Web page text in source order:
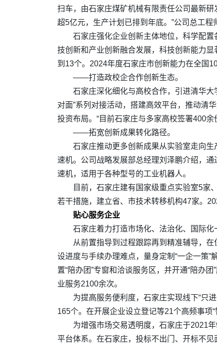
扫车，由石家庄煤矿机械有限责任公司最新
超5亿元，生产计划已排到年底。”公司总工程
石家庄强化企业创新主体地位，科学配
技创新和产业创新融合发展，科技创新能力
到13个。2024年度石家庄市创新能力在全国
——打造政校企合作创新生态。
石家庄深化细化与高校合作，引进清华
对面”系列对接活动，搭建高效平台，推动清
投资布局。“目前石家庄与多家高校签署400
——拓宽创新成果转化路径。
石家庄推动更多创新成果从实验室走向
速机。公司战略发展部总经理刘泽鹏介绍，
速机，适用于各种型号的工业机器人。
目前，石家庄建有国家级重点实验室5家
若干措施，建立省、市技术转移机构47家。
贴心服务企业
石家庄着力打造市场化、法治化、国际化
从前置指导到过程跟踪再到精准辅导，
设进度与手续办理难点，量身定制“一企一策
置“陪办团”专窗和洽谈服务区，并开通“陪办
业服务2100余次。
为提高服务便利度，石家庄实现线下“只
165个。在开展企业设立登记等21个高频事项
为增强市场交易透明度，石家庄于2021
平台体系。在石家庄，投标不出门、开标不